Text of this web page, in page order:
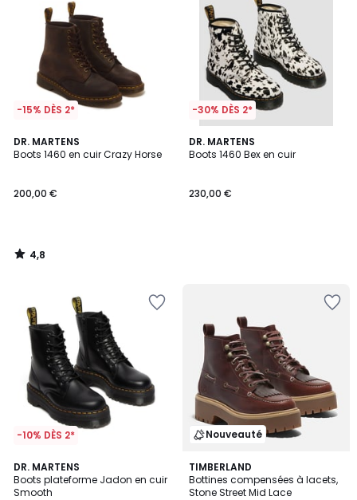
-15% DÈS 2*
DR. MARTENS
Boots 1460 en cuir Crazy Horse
200,00 €
4,8
/ 5
4,8
/
-30% DÈS 2*
DR. MARTENS
Boots 1460 Bex en cuir
230,00 €
-10% DÈS 2*
DR. MARTENS
Boots plateforme Jadon en cuir
Smooth
4,8
/ 5
Nouveauté
TIMBERLAND
Bottines compensées à lacets,
Stone Street Mid Lace
5
/
5